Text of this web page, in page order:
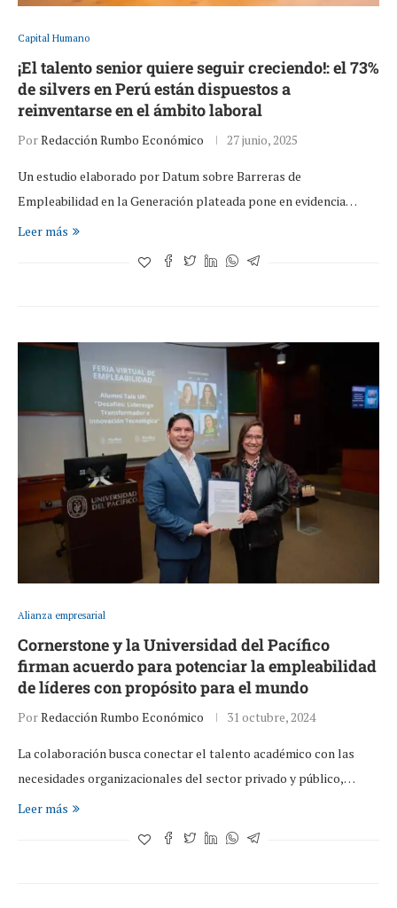
Capital Humano
¡El talento senior quiere seguir creciendo!: el 73%
de silvers en Perú están dispuestos a
reinventarse en el ámbito laboral
PorRedacción Rumbo Económico 27 junio, 2025
Un estudio elaborado por Datum sobre Barreras de
Empleabilidad en la Generación plateada pone en evidencia…
Leer más
Alianza empresarial
Cornerstone y la Universidad del Pacífico
firman acuerdo para potenciar la empleabilidad
de líderes con propósito para el mundo
PorRedacción Rumbo Económico 31 octubre, 2024
La colaboración busca conectar el talento académico con las
necesidades organizacionales del sector privado y público,…
Leer más